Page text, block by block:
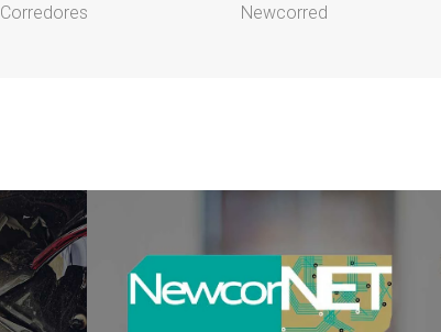
Corredores
Newcorred